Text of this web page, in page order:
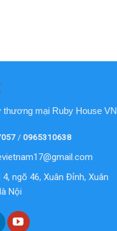
thương mại Ruby House VN
/ 0965310638
ngõ 46, Xuân Đỉnh, Xuân
Nội